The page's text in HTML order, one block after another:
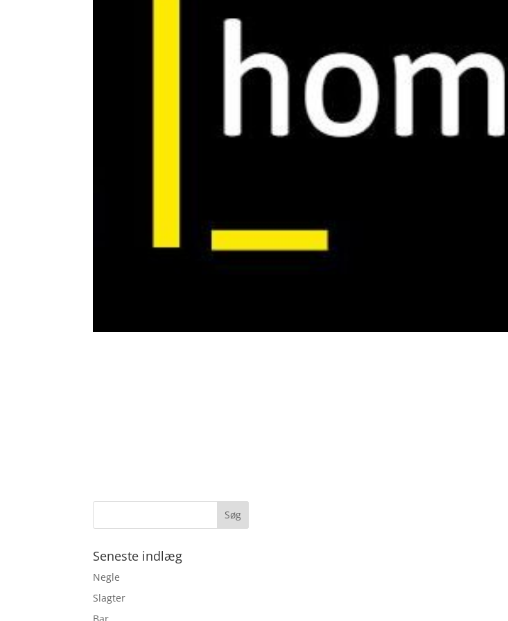
Seneste indlæg
Negle
Slagter
Bar